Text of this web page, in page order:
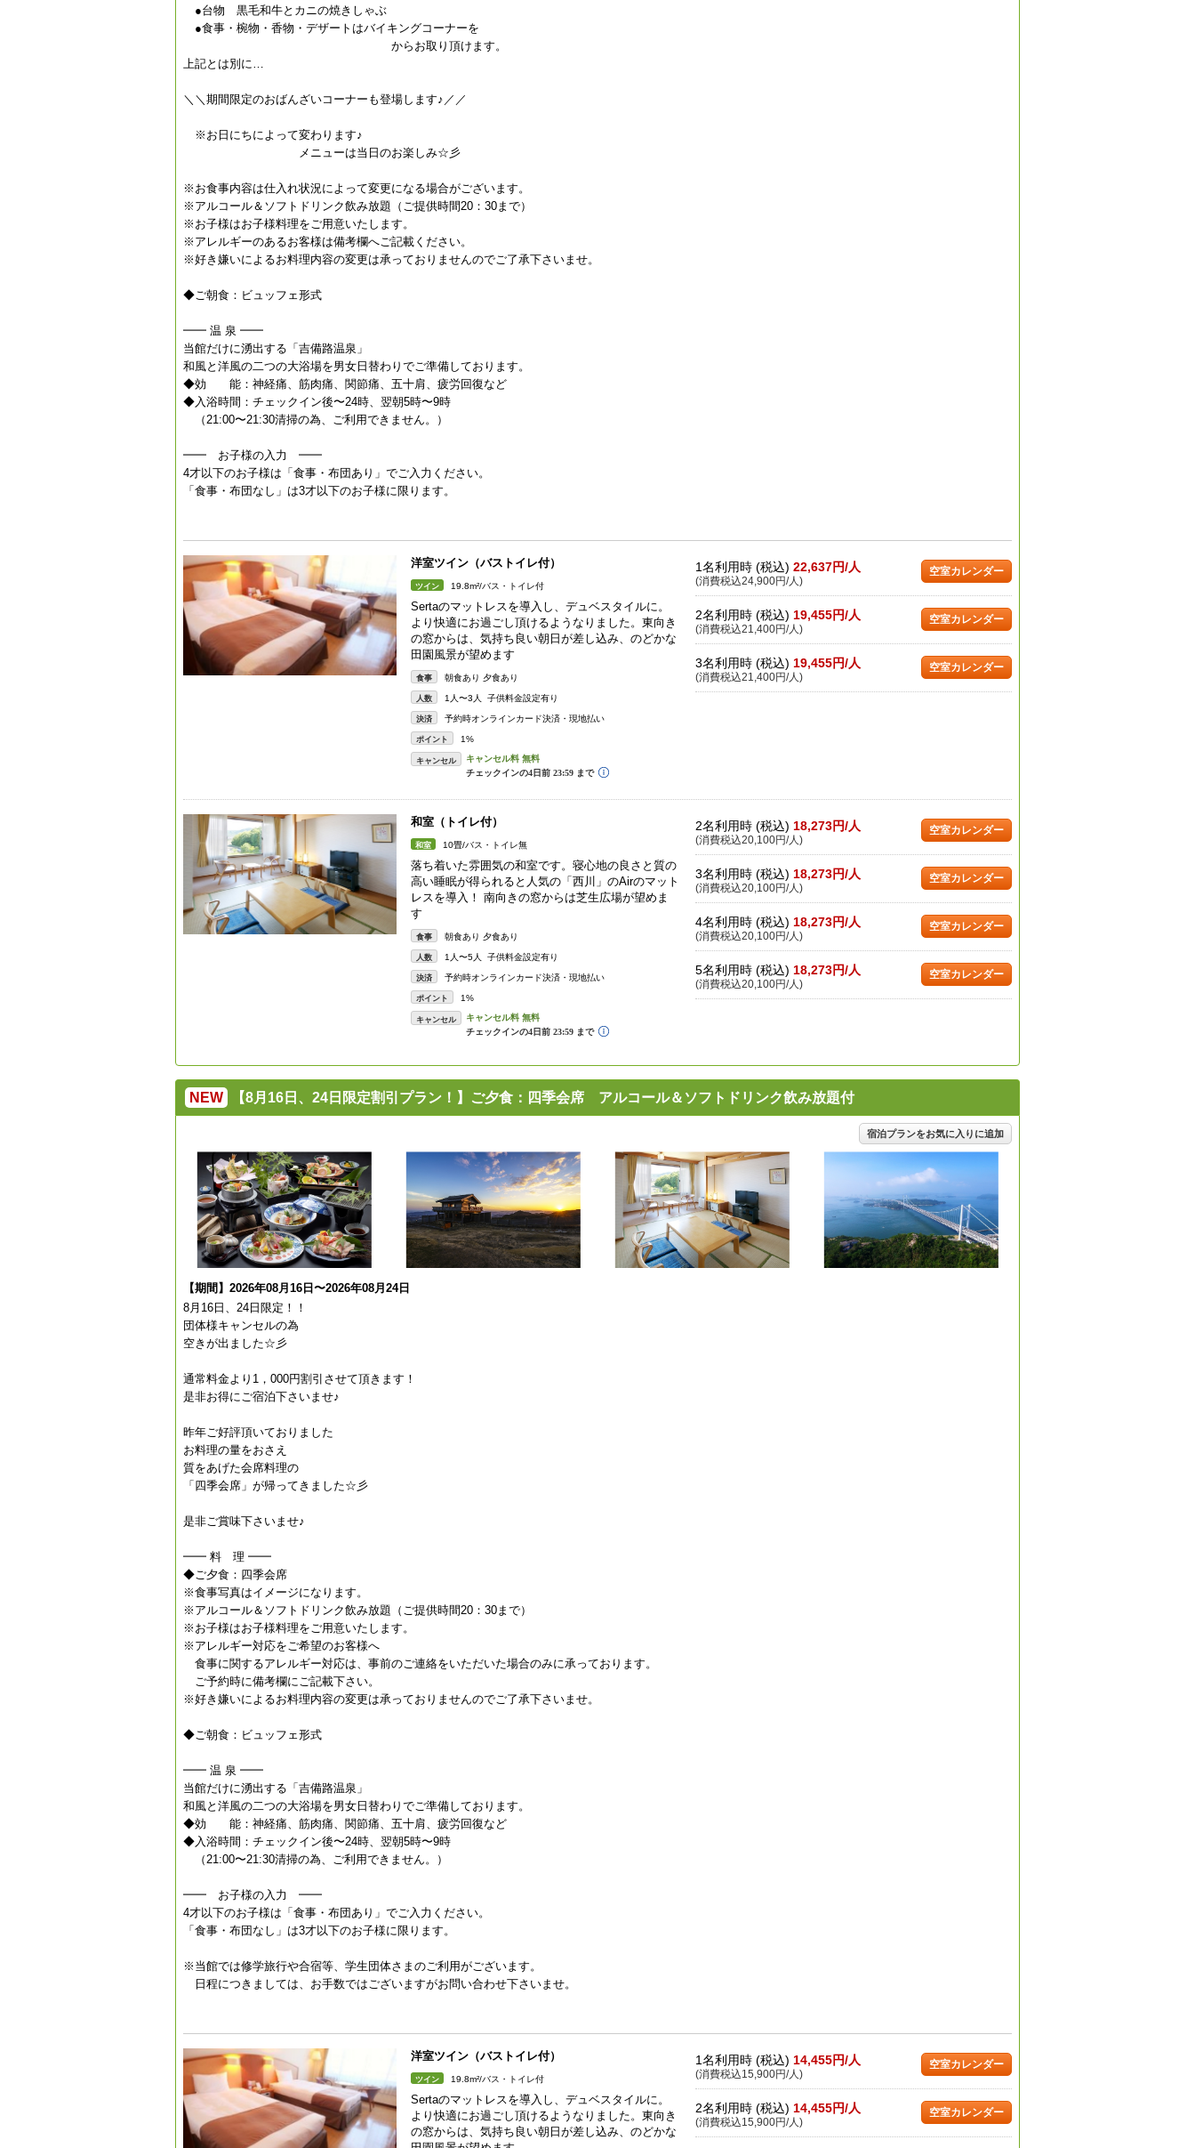
●台物 黒毛和牛とカニの焼きしゃぶ
●食事・椀物・香物・デザートはバイキングコーナーを
からお取り頂けます。
上記とは別に…
＼＼期間限定のおばんざいコーナーも登場します♪／／
※お日にちによって変わります♪
メニューは当日のお楽しみ☆彡
※お食事内容は仕入れ状況によって変更になる場合がございます。
※アルコール＆ソフトドリンク飲み放題（ご提供時間20：30まで）
※お子様はお子様料理をご用意いたします。
※アレルギーのあるお客様は備考欄へご記載ください。
※好き嫌いによるお料理内容の変更は承っておりませんのでご了承下さいませ。
◆ご朝食：ビュッフェ形式
━━ 温 泉 ━━
当館だけに湧出する「吉備路温泉」
和風と洋風の二つの大浴場を男女日替わりでご準備しております。
◆効 能：神経痛、筋肉痛、関節痛、五十肩、疲労回復など
◆入浴時間：チェックイン後〜24時、翌朝5時〜9時
（21:00〜21:30清掃の為、ご利用できません。）
━━ お子様の入力 ━━
4才以下のお子様は「食事・布団あり」でご入力ください。
「食事・布団なし」は3才以下のお子様に限ります。
洋室ツイン（バストイレ付）
ツイン 19.8m²/バス・トイレ付
Sertaのマットレスを導入し、デュベスタイルに。
より快適にお過ごし頂けるようなりました。東向き
の窓からは、気持ち良い朝日が差し込み、のどかな
田園風景が望めます
食事 朝食あり 夕食あり
人数 1人〜3人 子供料金設定有り
決済 予約時オンラインカード決済・現地払い
ポイント 1%
キャンセル
1名利用時 (税込) 22,637円/人
(消費税込24,900円/人)
空室カレンダー
2名利用時 (税込) 19,455円/人
(消費税込21,400円/人)
空室カレンダー
3名利用時 (税込) 19,455円/人
(消費税込21,400円/人)
空室カレンダー
和室（トイレ付）
和室 10畳/バス・トイレ無
落ち着いた雰囲気の和室です。寝心地の良さと質の
高い睡眠が得られると人気の「西川」のAirのマット
レスを導入！ 南向きの窓からは芝生広場が望めま
す
食事 朝食あり 夕食あり
人数 1人〜5人 子供料金設定有り
決済 予約時オンラインカード決済・現地払い
ポイント 1%
キャンセル
2名利用時 (税込) 18,273円/人
(消費税込20,100円/人)
空室カレンダー
3名利用時 (税込) 18,273円/人
(消費税込20,100円/人)
空室カレンダー
4名利用時 (税込) 18,273円/人
(消費税込20,100円/人)
空室カレンダー
5名利用時 (税込) 18,273円/人
(消費税込20,100円/人)
空室カレンダー
NEW 【8月16日、24日限定割引プラン！】ご夕食：四季会席 アルコール＆ソフトドリンク飲み放題付
宿泊プランをお気に入りに追加
【期間】2026年08月16日〜2026年08月24日
8月16日、24日限定！！
団体様キャンセルの為
空きが出ました☆彡
通常料金より1，000円割引させて頂きます！
是非お得にご宿泊下さいませ♪
昨年ご好評頂いておりました
お料理の量をおさえ
質をあげた会席料理の
「四季会席」が帰ってきました☆彡
是非ご賞味下さいませ♪
━━ 料 理 ━━
◆ご夕食：四季会席
※食事写真はイメージになります。
※アルコール＆ソフトドリンク飲み放題（ご提供時間20：30まで）
※お子様はお子様料理をご用意いたします。
※アレルギー対応をご希望のお客様へ
食事に関するアレルギー対応は、事前のご連絡をいただいた場合のみに承っております。
ご予約時に備考欄にご記載下さい。
※好き嫌いによるお料理内容の変更は承っておりませんのでご了承下さいませ。
◆ご朝食：ビュッフェ形式
━━ 温 泉 ━━
当館だけに湧出する「吉備路温泉」
和風と洋風の二つの大浴場を男女日替わりでご準備しております。
◆効 能：神経痛、筋肉痛、関節痛、五十肩、疲労回復など
◆入浴時間：チェックイン後〜24時、翌朝5時〜9時
（21:00〜21:30清掃の為、ご利用できません。）
━━ お子様の入力 ━━
4才以下のお子様は「食事・布団あり」でご入力ください。
「食事・布団なし」は3才以下のお子様に限ります。
※当館では修学旅行や合宿等、学生団体さまのご利用がございます。
日程につきましては、お手数ではございますがお問い合わせ下さいませ。
洋室ツイン（バストイレ付）
ツイン 19.8m²/バス・トイレ付
Sertaのマットレスを導入し、デュベスタイルに。
より快適にお過ごし頂けるようなりました。東向き
の窓からは、気持ち良い朝日が差し込み、のどかな
1名利用時 (税込) 14,455円/人
(消費税込15,900円/人)
空室カレンダー
2名利用時 (税込) 14,455円/人
(消費税込15,900円/人)
空室カレンダー